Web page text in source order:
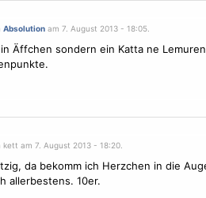
Absolutionam 7. August 2013 - 18:05.
Äffchen sondern ein Katta ne
am 7. August 2013 - 18:20.
da bekomm ich Herzchen in die
allerbestens. 10er.